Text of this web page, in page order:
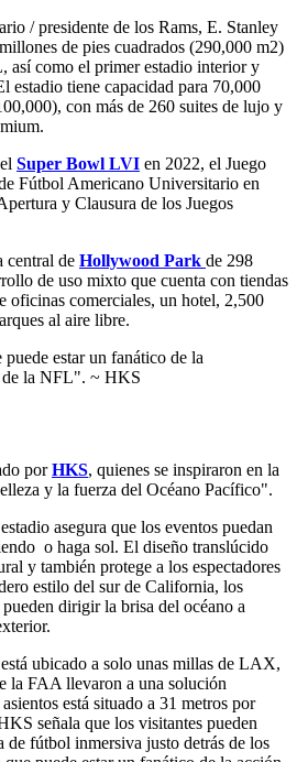
/ presidente de los Rams, E. Stanley
de pies cuadrados (290,000 m2)
así como el primer estadio interior y
estadio tiene capacidad para 70,000
con más de 260 suites de lujo y
Super Bowl LVI en 2022, el Juego
Fútbol Americano Universitario en
y Clausura de los Juegos
central de Hollywood Park de 298
de uso mixto que cuenta con tiendas
oficinas comerciales, un hotel, 2,500
al aire libre.
estar un fanático de la
de la NFL". ~ HKS
porHKS, quienes se inspiraron en la
y la fuerza del Océano Pacífico".
asegura que los eventos puedan
o haga sol. El diseño translúcido
y también protege a los espectadores
estilo del sur de California, los
dirigir la brisa del océano a
ubicado a solo unas millas de LAX,
la FAA llevaron a una solución
está situado a 31 metros por
señala que los visitantes pueden
de fútbol inmersiva justo detrás de los